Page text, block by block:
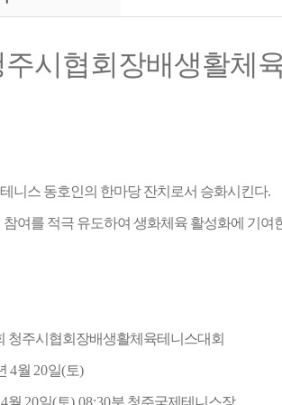
주시협회장배생활체
니스 동호인의 한마당 잔치로서 승화시킨다.
참여를 적극 유도하여 생화체육 활성화에 기여
청주시협회장배생활체육테니스대회
4월 20일(토)
4월 20일(토) 08:30분 청주국제테니스장